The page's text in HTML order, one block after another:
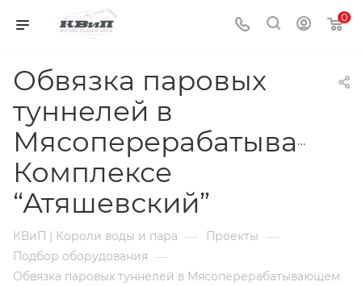
0
Обвязка паровых
туннелей в
Комплексе
“Атяшевский”
КВиП | Короли воды и пара — Проекты —
Подбор оборудования —
Обвязка паровых туннелей в Мясоперерабатывающем